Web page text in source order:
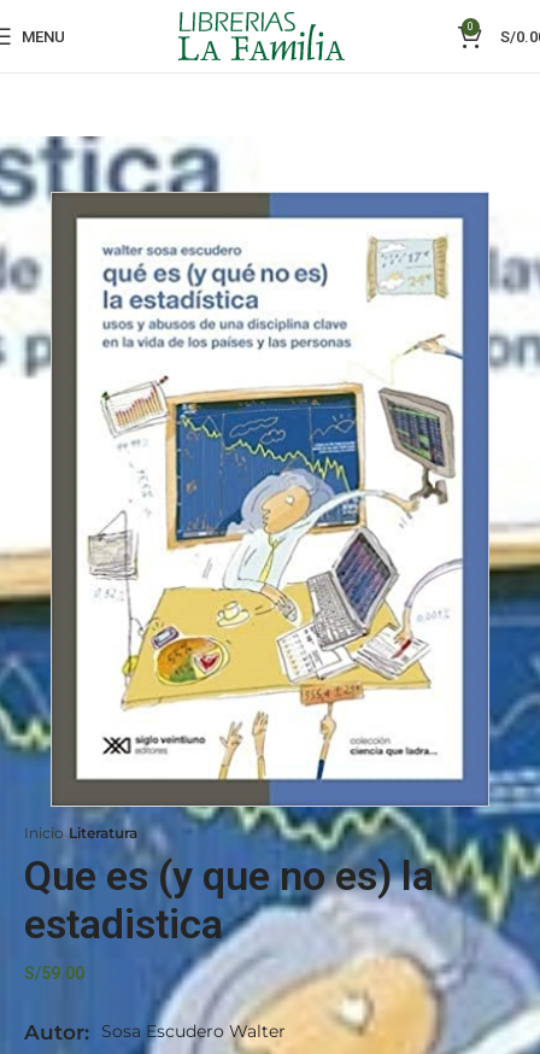
MENU
0
S/
Inicio Literatura
Que es (y que no es) la
estadistica
S/59.00
Autor:
Sosa Escudero Walter